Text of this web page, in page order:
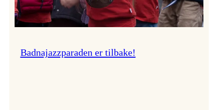
Badnajazzparaden er tilbake!